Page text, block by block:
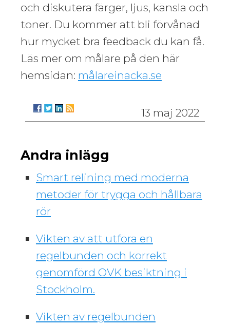
och diskutera färger, ljus, känsla och
toner. Du kommer att bli förvånad
hur mycket bra feedback du kan få.
Läs mer om målare på den här
hemsidan: målareinacka.se
13 maj 2022
Andra inlägg
Smart relining med moderna
metoder för trygga och hållbara
rör
Vikten av att utföra en
regelbunden och korrekt
genomförd OVK besiktning i
Stockholm.
Vikten av regelbunden